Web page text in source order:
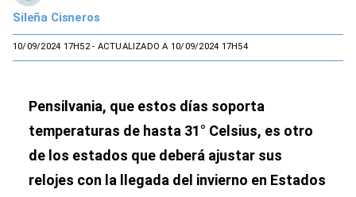
Sileña Cisneros
10/09/2024 17H52- ACTUALIZADO A 10/09/2024 17H54
Pensilvania, que estos días soporta
temperaturas de hasta 31° Celsius, es otro
de los estados que deberá ajustar sus
relojes con la llegada del invierno en Estados